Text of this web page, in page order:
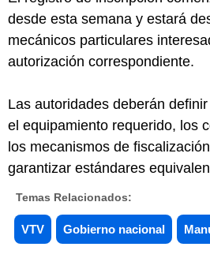
desde esta semana y estará
mecánicos particulares
autorización correspondiente.
Las autoridades deberán
el equipamiento requerido, los
los mecanismos de
garantizar estándares
Temas Relacionados:
VTV Gobierno nacional